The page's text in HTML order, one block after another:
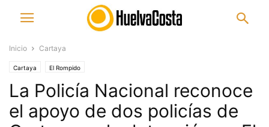
Inicio Cartaya
Cartaya El Rompido
La Policía Nacional reconoce
el apoyo de dos policías de